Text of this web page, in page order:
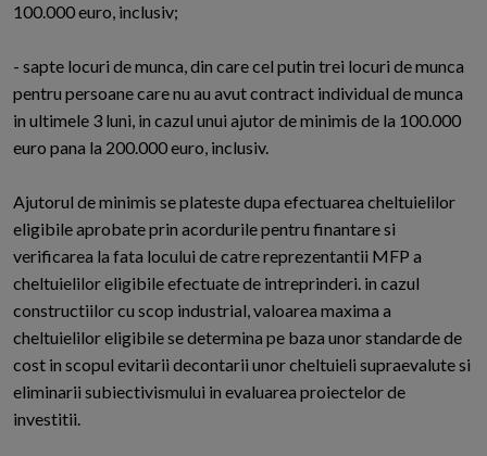
100.000 euro, inclusiv;
- sapte locuri de munca, din care cel putin trei locuri de munca
pentru persoane care nu au avut contract individual de munca
in ultimele 3 luni, in cazul unui ajutor de minimis de la 100.000
euro pana la 200.000 euro, inclusiv.
Ajutorul de minimis se plateste dupa efectuarea cheltuielilor
eligibile aprobate prin acordurile pentru finantare si
verificarea la fata locului de catre reprezentantii MFP a
cheltuielilor eligibile efectuate de intreprinderi. in cazul
constructiilor cu scop industrial, valoarea maxima a
cheltuielilor eligibile se determina pe baza unor standarde de
cost in scopul evitarii decontarii unor cheltuieli supraevalute si
eliminarii subiectivismului in evaluarea proiectelor de
investitii.